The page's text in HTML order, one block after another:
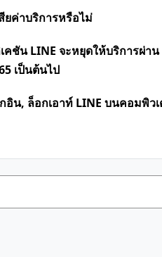
ยค่าบริการหรือไม่
ชัน LINE จะหยุดให้บริการผ่า
เป็นต้นไป
น, ล็อกเอาท์ LINE บนคอมพิวเ